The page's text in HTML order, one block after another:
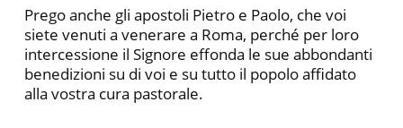
Prego anche gli apostoli Pietro e Paolo, che voi
siete venuti a venerare a Roma, perché per loro
intercessione il Signore effonda le sue abbondanti
benedizioni su di voi e su tutto il popolo affidato
alla vostra cura pastorale.